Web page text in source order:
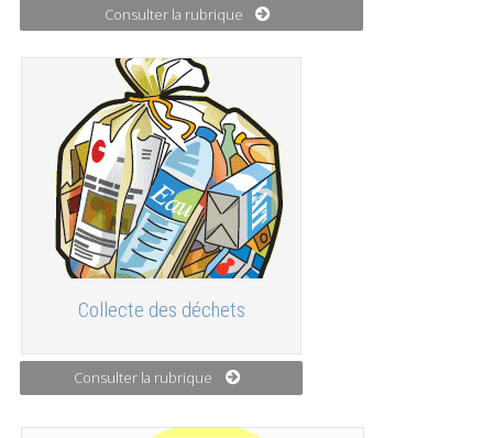
Consulter la rubrique
Collecte des déchets
Consulter la rubrique